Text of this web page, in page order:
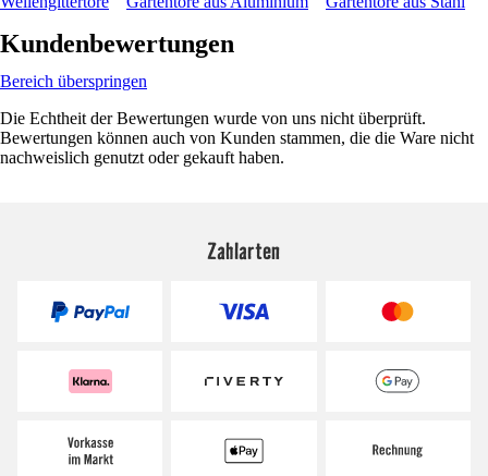
Kundenbewertungen
Bereich überspringen
Die Echtheit der Bewertungen wurde von uns nicht überprüft.
Bewertungen können auch von Kunden stammen, die die Ware nicht
nachweislich genutzt oder gekauft haben.
Zahlarten